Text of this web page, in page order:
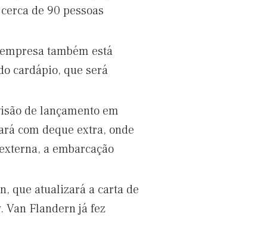
de 90 pessoas
também está
cardápio, que será
de lançamento em
com deque extra, onde
a embarcação
que atualizará a carta de
Van Flandern já fez